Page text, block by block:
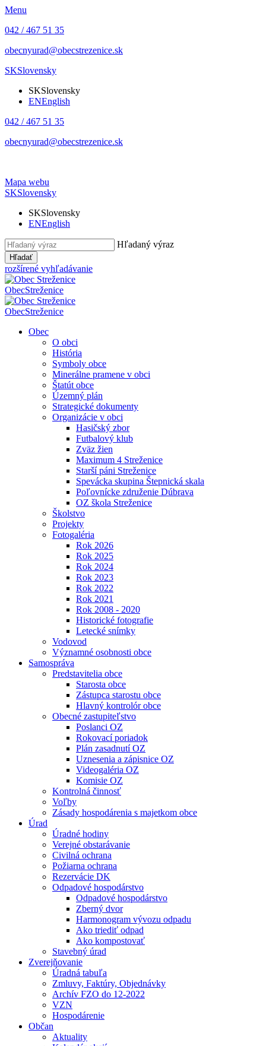
Menu
042 / 467 51 35
obecnyurad@obecstrezenice.sk
SKSlovensky
SKSlovensky
ENEnglish
042 / 467 51 35
obecnyurad@obecstrezenice.sk
Mapa webu
SKSlovensky
SKSlovensky
ENEnglish
Hľadaný výraz
Hľadať
rozšírené vyhľadávanie
ObecStreženice
ObecStreženice
Obec
O obci
História
Symboly obce
Minerálne pramene v obci
Štatút obce
Územný plán
Strategické dokumenty
Organizácie v obci
Hasičský zbor
Futbalový klub
Zväz žien
Maximum 4 Streženice
Starší páni Streženice
Spevácka skupina Štepnická skala
Poľovnícke združenie Dúbrava
OZ škola Streženice
Školstvo
Projekty
Fotogaléria
Rok 2026
Rok 2025
Rok 2024
Rok 2023
Rok 2022
Rok 2021
Rok 2008 - 2020
Historické fotografie
Letecké snímky
Vodovod
Významné osobnosti obce
Samospráva
Predstavitelia obce
Starosta obce
Zástupca starostu obce
Hlavný kontrolór obce
Obecné zastupiteľstvo
Poslanci OZ
Rokovací poriadok
Plán zasadnutí OZ
Uznesenia a zápisnice OZ
Videogaléria OZ
Komisie OZ
Kontrolná činnosť
Voľby
Zásady hospodárenia s majetkom obce
Úrad
Úradné hodiny
Verejné obstarávanie
Civilná ochrana
Požiarna ochrana
Rezervácie DK
Odpadové hospodárstvo
Odpadové hospodárstvo
Zberný dvor
Harmonogram vývozu odpadu
Ako triediť odpad
Ako kompostovať
Stavebný úrad
Zverejňovanie
Úradná tabuľa
Zmluvy, Faktúry, Objednávky
Archív FZO do 12-2022
VZN
Hospodárenie
Občan
Aktuality